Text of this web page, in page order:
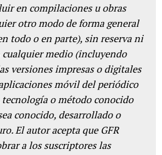
en compilaciones u obras
otro modo de forma general
todo o en parte), sin reserva ni
medio (incluyendo
versiones impresas o digitales
móvil del periódico
o método conocido
conocido, desarrollado o
El autor acepta que GFR
a los suscriptores las